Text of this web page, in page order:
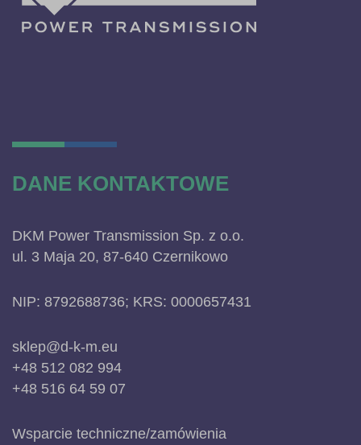
DANE KONTAKTOWE
DKM Power Transmission Sp. z o.o.
ul. 3 Maja 20, 87-640 Czernikowo
NIP: 8792688736; KRS: 0000657431
sklep@d-k-m.eu
+48 512 082 994
+48 516 64 59 07
Wsparcie techniczne/zamówienia